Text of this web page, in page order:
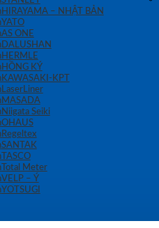
HIRAYAMA – NHẬT BẢN
YATO
AS ONE
DALUSHAN
HERMLE
HỒNG KÝ
KAWASAKI-KPT
LaserLiner
MASADA
Niigata Seiki
OHAUS
Regeltex
SANTAK
TASCO
Total Meter
VELP – Ý
YOTSUGI